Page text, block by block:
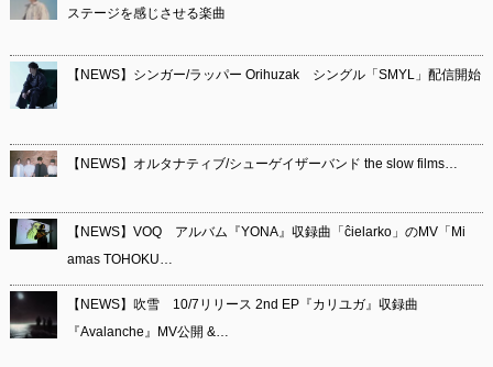
ステージを感じさせる楽曲
【NEWS】シンガー/ラッパー Orihuzak シングル「SMYL」配信開始
【NEWS】オルタナティブ/シューゲイザーバンド the slow films…
【NEWS】VOQ アルバム『YONA』収録曲「ĉielarko」のMV「Mi
amas TOHOKU…
【NEWS】吹雪 10/7リリース 2nd EP『カリユガ』収録曲
『Avalanche』MV公開 &…